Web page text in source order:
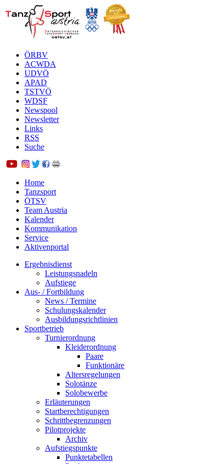
ÖRBV
ACWDA
UDVÖ
APAD
TSTVÖ
WDSF
Newspool
Newsletter
Links
RSS
Suche
Home
Tanzsport
ÖTSV
Team Austria
Kalender
Kommunikation
Service
Aktivenportal
Ergebnisdienst
Leistungsnadeln
Aufstiege
Aus- / Fortbildung
News / Termine
Schulungskalender
Ausbildungsrichtlinien
Sportbetrieb
Turnierordnung
Kleiderordnung
Paare
Funktionäre
Altersregelungen
Solotänze
Solobewerbe
Erläuterungen
Startberechtigungen
Schrittbegrenzungen
Pilotprojekte
Archiv
Aufstiegspunkte
Punktetabellen